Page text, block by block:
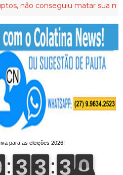
conseguiu matar sua memória